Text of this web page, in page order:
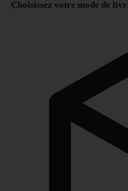
Choisissez votre mode de